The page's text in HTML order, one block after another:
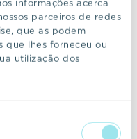
informações acerca
parceiros de redes
que as podem
que lhes forneceu ou
utilização dos
de